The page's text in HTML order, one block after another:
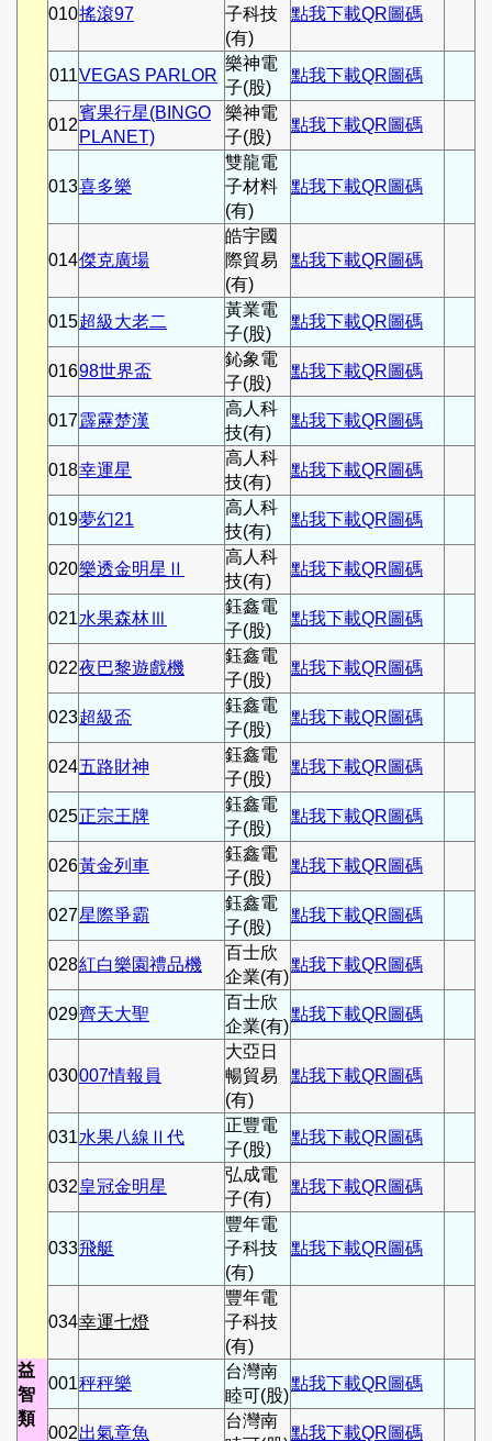
010搖滾97
子科技
(有)
點我下載QR圖碼
011VEGAS PARLOR
樂神電
子(股)
點我下載QR圖碼
012
賓果行星(BINGO
PLANET)
樂神電
子(股)
點我下載QR圖碼
013喜多樂
雙龍電
子材料
(有)
點我下載QR圖碼
014傑克廣場
皓宇國
際貿易
(有)
點我下載QR圖碼
015超級大老二
黃業電
子(股)
點我下載QR圖碼
01698世界盃
鈊象電
子(股)
點我下載QR圖碼
017霹靂楚漢
高人科
技(有)
點我下載QR圖碼
018幸運星
高人科
技(有)
點我下載QR圖碼
019夢幻21
高人科
技(有)
點我下載QR圖碼
020樂透金明星Ⅱ
高人科
技(有)
點我下載QR圖碼
021水果森林Ⅲ
鈺鑫電
子(股)
點我下載QR圖碼
022夜巴黎遊戲機
鈺鑫電
子(股)
點我下載QR圖碼
023超級盃
鈺鑫電
子(股)
點我下載QR圖碼
024五路財神
鈺鑫電
子(股)
點我下載QR圖碼
025正宗王牌
鈺鑫電
子(股)
點我下載QR圖碼
026黃金列車
鈺鑫電
子(股)
點我下載QR圖碼
027星際爭霸
鈺鑫電
子(股)
點我下載QR圖碼
028紅白樂園禮品機
百士欣
企業(有)
點我下載QR圖碼
029齊天大聖
百士欣
企業(有)
點我下載QR圖碼
030007情報員
大亞日
暢貿易
(有)
點我下載QR圖碼
031水果八線Ⅱ代
正豐電
子(股)
點我下載QR圖碼
032皇冠金明星
弘成電
子(有)
點我下載QR圖碼
033飛艇
豐年電
子科技
(有)
點我下載QR圖碼
034幸運七燈
豐年電
子科技
(有)
益
智
類
001秤秤樂
台灣南
睦可(股)
點我下載QR圖碼
002出氣章魚
台灣南
點我下載QR圖碼